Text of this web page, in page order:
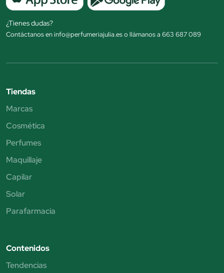
¿Tienes dudas?
Contáctanos en info@perfumeriajulia.es o llámanos a 663 687 089
Tiendas
Marcas
Cosmética
Perfumes
Maquillaje
Capilar
Solar
Parafarmacia
Contenidos
Tendencias